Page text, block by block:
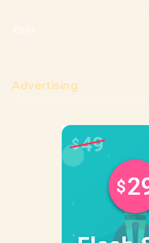
Advertising